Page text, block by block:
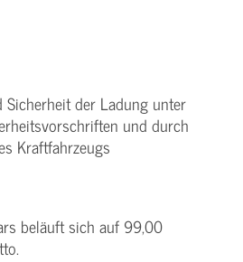
der Ladung unter
und durch
Kraftfahrzeugs
beläuft sich auf 99,00